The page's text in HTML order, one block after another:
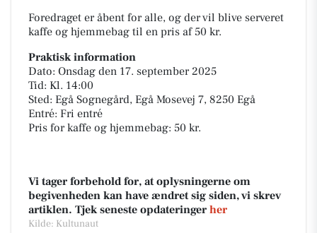
Foredraget er åbent for alle, og der vil blive serveret
kaffe og hjemmebag til en pris af 50 kr.
Praktisk information
Dato: Onsdag den 17. september 2025
Tid: Kl. 14:00
Sted: Egå Sognegård, Egå Mosevej 7, 8250 Egå
Entré: Fri entré
Pris for kaffe og hjemmebag: 50 kr.
Vi tager forbehold for, at oplysningerne om
begivenheden kan have ændret sig siden, vi skrev
artiklen. Tjek seneste opdateringer her
Kilde: Kultunaut